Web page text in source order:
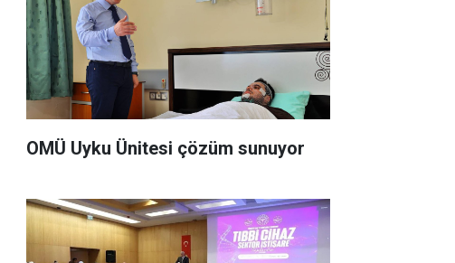
OMÜ Uyku Ünitesi çözüm sunuyor